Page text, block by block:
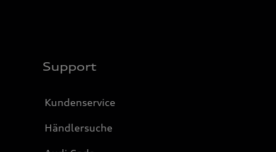
Support
Kundenservice
Händlersuche